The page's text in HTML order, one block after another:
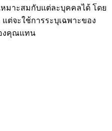
มาะสมกับแต่ละบุคคลได้ โดย
ต่จะใช้การระบุเฉพาะของ
งคุณแทน